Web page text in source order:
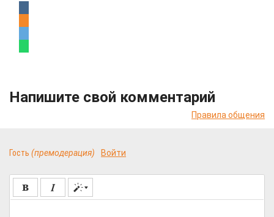
Напишите свой комментарий
Правила общения
Гость (премодерация) Войти